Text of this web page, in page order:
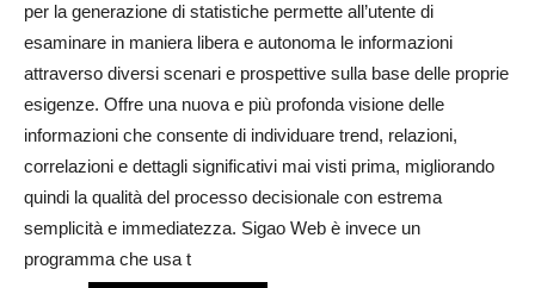
per la generazione di statistiche permette all’utente di
esaminare in maniera libera e autonoma le informazioni
attraverso diversi scenari e prospettive sulla base delle proprie
esigenze. Offre una nuova e più profonda visione delle
informazioni che consente di individuare trend, relazioni,
correlazioni e dettagli significativi mai visti prima, migliorando
quindi la qualità del processo decisionale con estrema
semplicità e immediatezza. Sigao Web è invece un
programma che usa t